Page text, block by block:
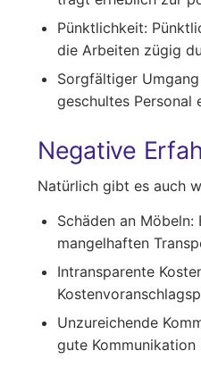
Pünktlichkeit:
die Arbeiten zügig
Sorgfältiger
geschultes Personal
Negative
Natürlich gibt es auch
Schäden an Möbeln:
mangelhaften
Intransparente
Unzureichende
gute